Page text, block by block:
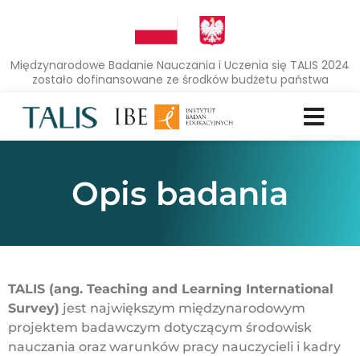
Międzynarodowe Badanie Nauczania i Uczenia się TALIS 2024
zostało dofinansowane ze środków budżetu państwa
Opis badania
TALIS (ang. Teaching and Learning International
Survey) jest największym międzynarodowym
projektem badawczym dotyczącym środowisk
nauczania oraz warunków pracy nauczycieli i kadry